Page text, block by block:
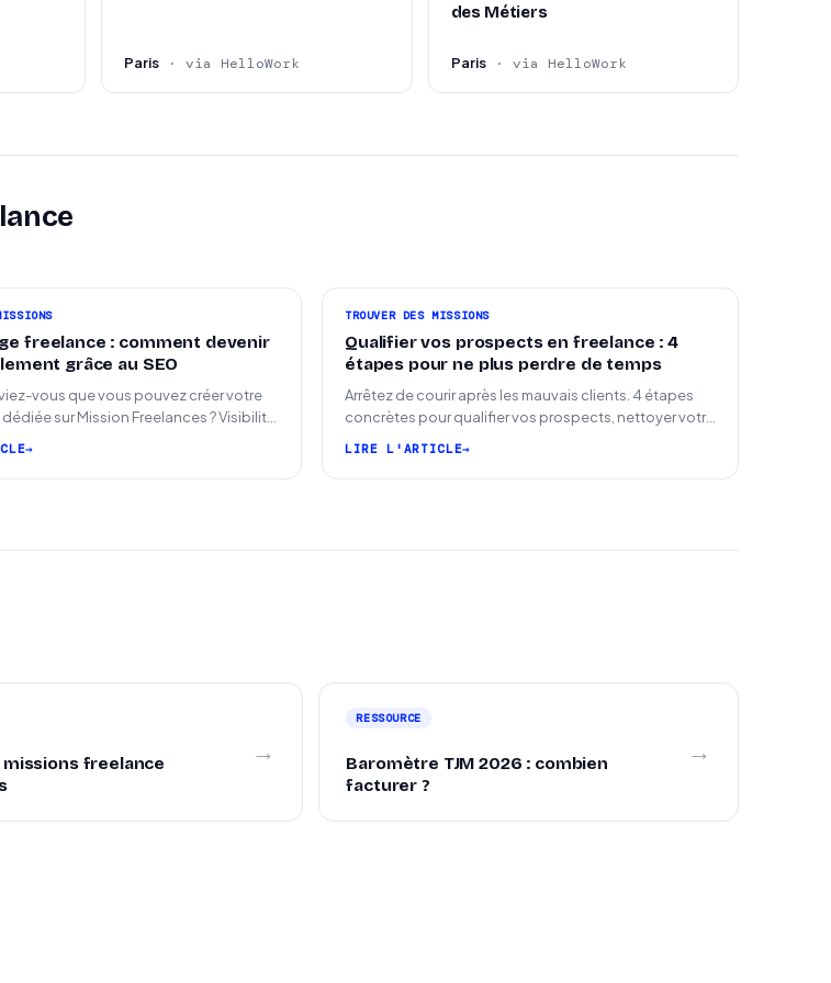
Paris · via HelloWork
des Métiers
Paris · via HelloWork
freelance : comment devenir
grâce au SEO
vous que vous pouvez créer votre
sur Mission Freelances ? Visibilité
TROUVER DES MISSIONS
Qualifier vos prospects en freelance : 4
étapes pour ne plus perdre de temps
Arrêtez de courir après les mauvais clients. 4 étapes
concrètes pour qualifier vos prospects, nettoyer votre
LIRE L'ARTICLE
missions freelance
→
RESSOURCE
Baromètre TJM 2026 : combien
facturer ?
→